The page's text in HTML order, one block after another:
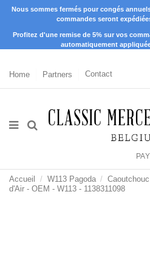
Nous sommes fermés pour congés
commandes seront
Profitez d'une remise de 5% sur vos
automatiquement
Home Partners Contact
Accueil W113 Pagoda Caoutchouc
d'Air - OEM - W113 - 1138311098